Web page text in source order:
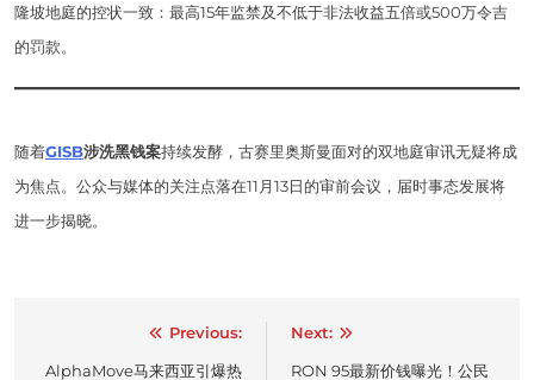
隆坡地庭的控状一致：最高15年监禁及不低于非法收益五倍或500万令吉
的罚款。
随着GISB涉洗黑钱案持续发酵，古赛里奥斯曼面对的双地庭审讯无疑将成
为焦点。公众与媒体的关注点落在11月13日的审前会议，届时事态发展将
进一步揭晓。
navigation
Previous:
AlphaMove马来西亚引爆热
Next:
RON 95最新价钱曝光！公民